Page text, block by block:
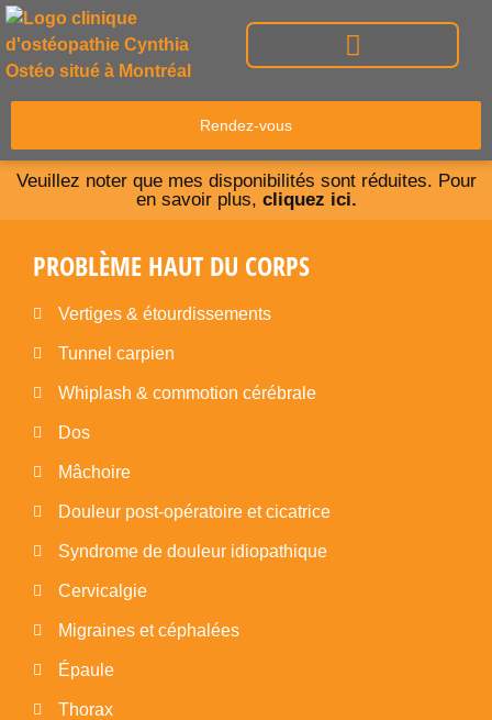
Rendez-vous
Veuillez noter que mes disponibilités sont réduites. Pour
en savoir plus, cliquez ici.
PROBLÈME HAUT DU CORPS
Vertiges & étourdissements
Tunnel carpien
Whiplash & commotion cérébrale
Dos
Mâchoire
Douleur post-opératoire et cicatrice
Syndrome de douleur idiopathique
Cervicalgie
Migraines et céphalées
Épaule
Thorax